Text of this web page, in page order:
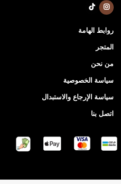
روابط الهامة
المتجر
من نحن
سياسة الخصوصية
سياسة الإرجاع والاستبدال
اتصل بنا